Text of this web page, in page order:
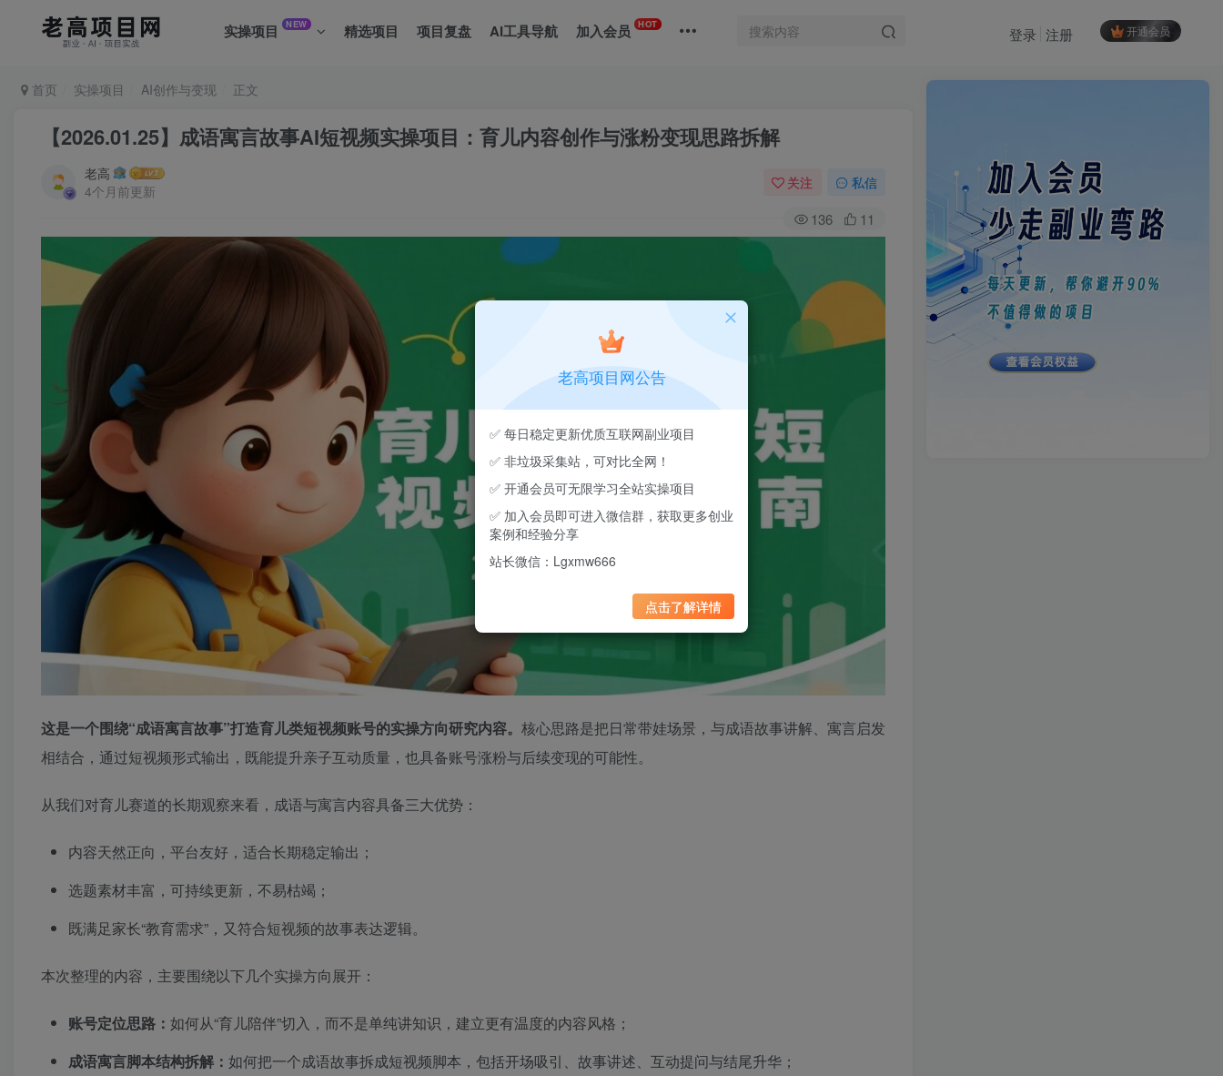
实操项目 NEW 精选项目 项目复盘 AI工具导航 加入会员 HOT 开通会员
登录 注册
首页 实操项目 AI创作与变现 正文
【2026.01.25】成语寓言故事AI短视频实操项目：育儿内容创作与涨粉变现思路拆解
老高
4个月前更新
关注 私信
136 11
这是一个围绕“成语寓言故事”打造育儿类短视频账号的实操方向研究内容。 核心思路是把日常带娃场景，与成语故事讲解、寓言启发
相结合，通过短视频形式输出，既能提升亲子互动质量，也具备账号涨粉与后续变现的可能性。
从我们对育儿赛道的长期观察来看，成语与寓言内容具备三大优势：
内容天然正向，平台友好，适合长期稳定输出；
选题素材丰富，可持续更新，不易枯竭；
既满足家长“教育需求”，又符合短视频的故事表达逻辑。
本次整理的内容，主要围绕以下几个实操方向展开：
账号定位思路： 如何从“育儿陪伴”切入，而不是单纯讲知识，建立更有温度的内容风格；
成语寓言脚本结构拆解： 如何把一个成语故事拆成短视频脚本，包括开场吸引、故事讲述、互动提问与结尾升华；
老高项目网公告
✅ 每日稳定更新优质互联网副业项目
✅ 非垃圾采集站，可对比全网！
✅ 开通会员可无限学习全站实操项目
✅ 加入会员即可进入微信群，获取更多创业
案例和经验分享
站长微信：Lgxmw666
点击了解详情